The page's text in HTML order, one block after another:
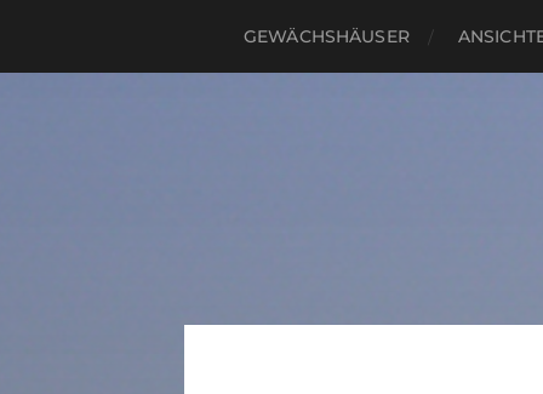
GEWÄCHSHÄUSER